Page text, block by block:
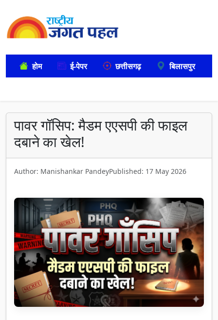
होम ई-पेपर छत्तीसगढ़ बिलासपुर
पावर गॉसिप: मैडम एएसपी की फाइल
दबाने का खेल!
Author: Manishankar PandeyPublished: 17 May 2026